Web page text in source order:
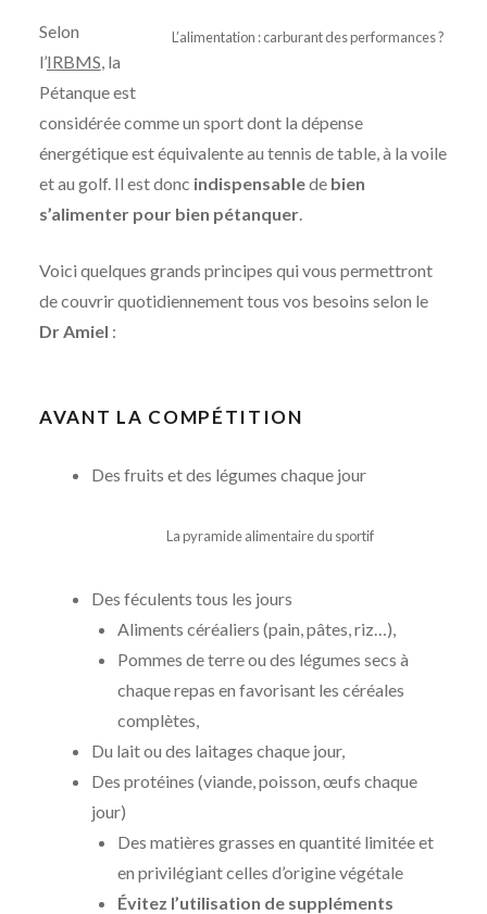
L’alimentation : carburant des performances ?
Selon
l’IRBMS, la
Pétanque est
considérée comme un sport dont la dépense
énergétique est équivalente au tennis de table, à la voile
et au golf. Il est donc indispensablede bien
s’alimenter pour bien pétanquer.
Voici quelques grands principes qui vous permettront
de couvrir quotidiennement tous vos besoins selon le
Dr Amiel :
AVANT LA COMPÉTITION
Des fruits et des légumes chaque jour
La pyramide alimentaire du sportif
Des féculents tous les jours
Aliments céréaliers (pain, pâtes, riz…),
Pommes de terre ou des légumes secs à
chaque repas en favorisant les céréales
complètes,
Du lait ou des laitages chaque jour,
Des protéines (viande, poisson, œufs chaque
jour)
Des matières grasses en quantité limitée et
en privilégiant celles d’origine végétale
Évitez l’utilisation de suppléments